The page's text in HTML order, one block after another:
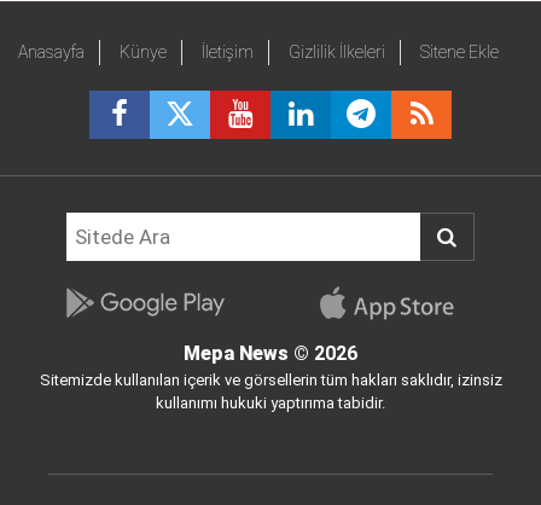
Anasayfa Künye İletişim Gizlilik İlkeleri Sitene Ekle
Mepa News © 2026
Sitemizde kullanılan içerik ve görsellerin tüm hakları saklıdır, izinsiz
kullanımı hukuki yaptırıma tabidir.